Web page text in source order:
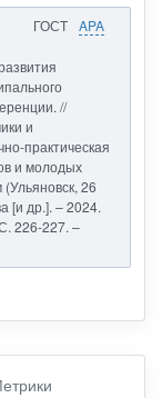
ГОСТ APA
//
и
практическая
и молодых
26
[и др.]. – 2024.
226-227. –